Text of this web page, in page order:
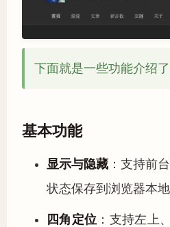
下面就是一些功能介绍
基本功能
显示与隐藏 ：支持前
状态保存到浏览器本
四角定位 ：支持左上